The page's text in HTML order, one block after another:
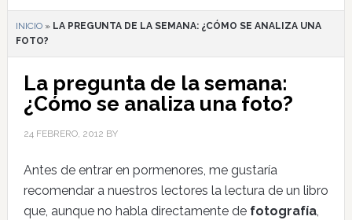
INICIO» LA PREGUNTA DE LA SEMANA: ¿CÓMO SE ANALIZA UNA
FOTO?
La pregunta de la semana:
¿Cómo se analiza una foto?
24 FEBRERO, 2012 BY
Antes de entrar en pormenores, me gustaría
recomendar a nuestros lectores la lectura de un libro
que, aunque no habla directamente de fotografía,